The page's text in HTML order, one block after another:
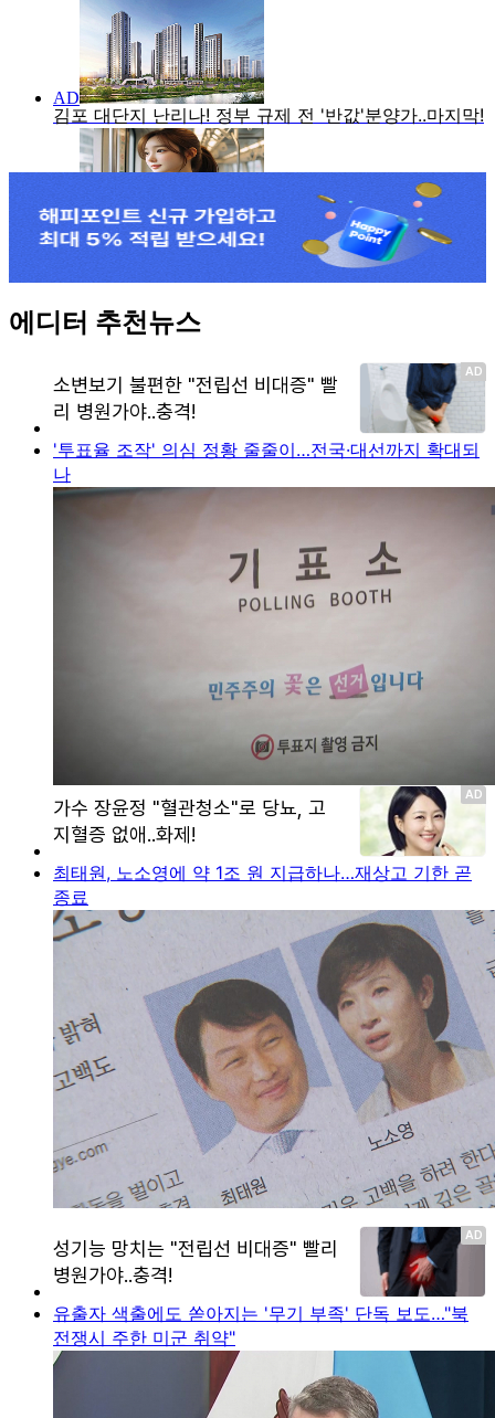
에디터 추천뉴스
'투표율 조작' 의심 정황 줄줄이…전국·대선까지 확대되
나
최태원, 노소영에 약 1조 원 지급하나…재상고 기한 곧
종료
유출자 색출에도 쏟아지는 '무기 부족' 단독 보도…"북
전쟁시 주한 미군 취약"